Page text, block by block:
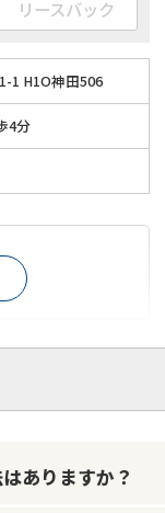
リースバック
1 H1O神田506
4分
レスポンスが早い
ありますか？